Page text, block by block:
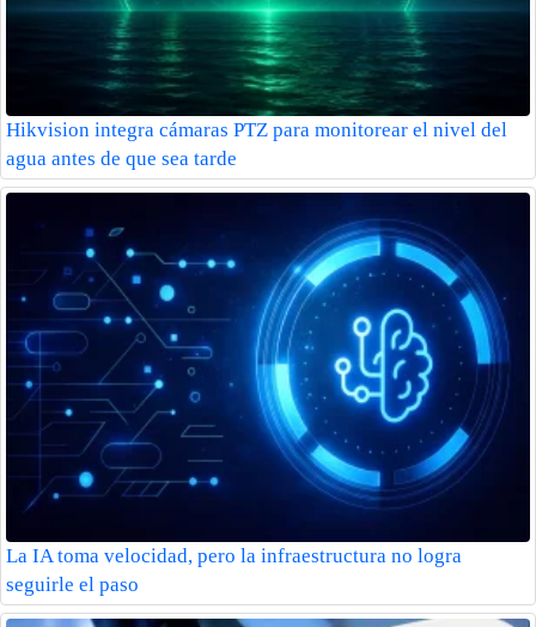
Hikvision integra cámaras PTZ para monitorear el nivel del
agua antes de que sea tarde
La IA toma velocidad, pero la infraestructura no logra
seguirle el paso